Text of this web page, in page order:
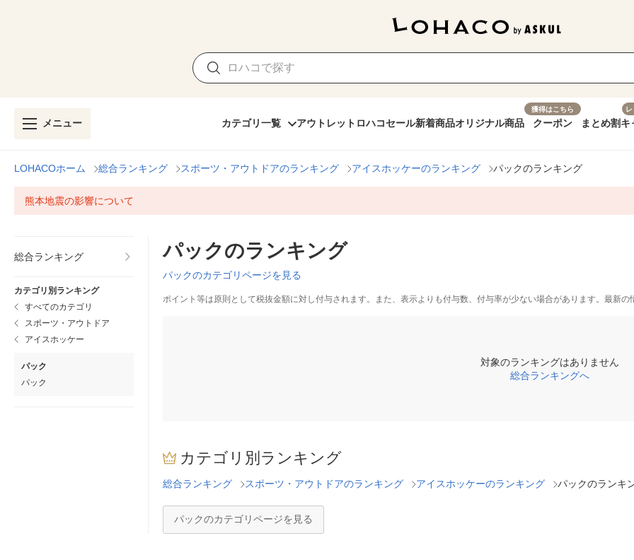
メニュー カテゴリ一覧 アウトレット ロハコセール新着商品オリジナル商品
獲得はこちら
クーポン まとめ割キ
LOHACOホーム 総合ランキング スポーツ・アウトドアのランキング アイスホッケーのランキング パックのランキング
熊本地震の影響について
総合ランキング
カテゴリ別ランキング
すべてのカテゴリ
スポーツ・アウトドア
アイスホッケー
パック
パック
パックのランキング
パックのカテゴリページを見る
ポイント等は原則として税抜金額に対し付与されます。また、表示よりも付与数、付与率が少ない場合があります。最新
対象のランキングはありません
総合ランキングへ
カテゴリ別ランキング
総合ランキング スポーツ・アウトドアのランキング アイスホッケーのランキング パックのランキ
パックのカテゴリページを見る